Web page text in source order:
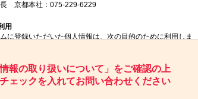
長 京都本社：075-229-6229
用
に登録いただいた個人情報は、次の目的のために利用しま
わせにお答えするため
のキャンペーンや新商品（新サービス）、新規開講教室等を
るため
情報の取り扱いについて」をご確認の上
ェックを入れてお問い合わせください